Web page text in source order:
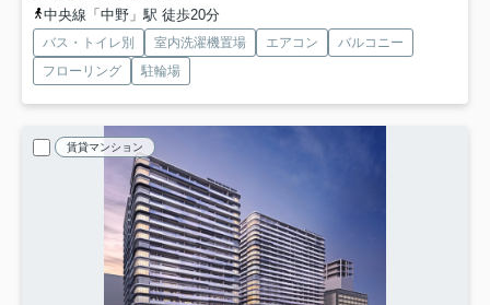
中央線「中野」駅 徒歩20分
バス・トイレ別 室内洗濯機置場 エアコン
バルコニー
フローリング
駐輪場
賃貸マンション